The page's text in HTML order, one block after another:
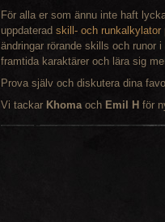
För alla er som ännu inte haft
uppdaterad skill- och runkalkylator
ändringar rörande skills och runor
framtida karaktärer och lära sig
Prova själv och diskutera dina
Vi tackar Khomaoch Emil H för